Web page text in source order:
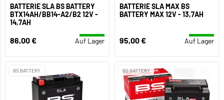
BATTERIE SLA BS BATTERY
BTX14AH/BB14-A2/B2 12V -
14,7AH
86,00 € Auf Lager
BATTERIE SLA MAX BS
BATTERY MAX 12V - 13,7AH
95,00 € Auf Lager
BS BATTERY BS BATTERY